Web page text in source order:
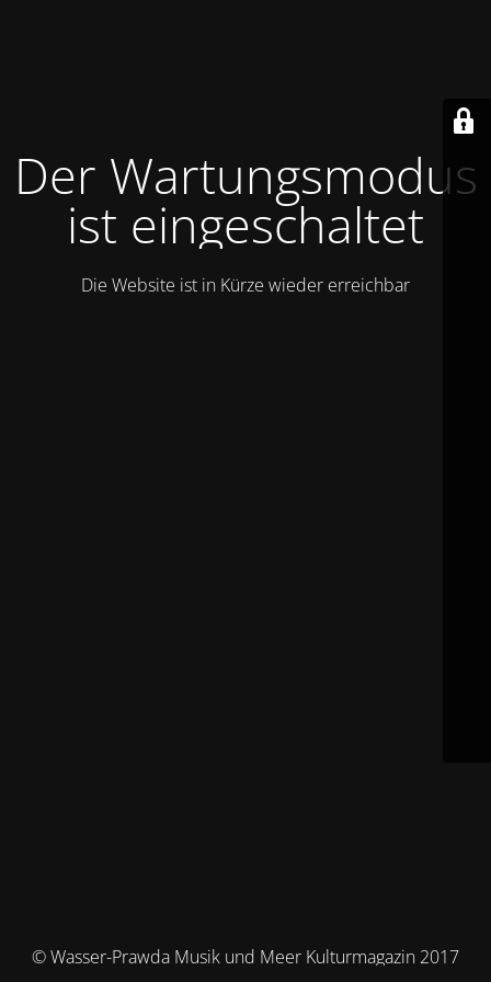
Der Wartungsmodus
ist eingeschaltet
Die Website ist in Kürze wieder erreichbar
© Wasser-Prawda Musik und Meer Kulturmagazin 2017